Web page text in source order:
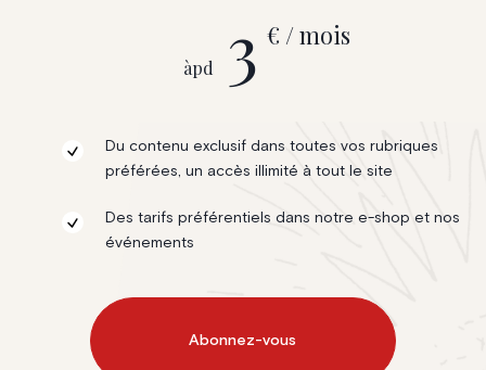
àpd 3 € / mois
Du contenu exclusif dans toutes vos rubriques
préférées, un accès illimité à tout le site
Des tarifs préférentiels dans notre e-shop et nos
événements
Abonnez-vous